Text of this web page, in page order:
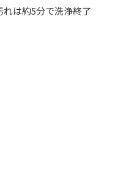
は約5分で洗浄終了